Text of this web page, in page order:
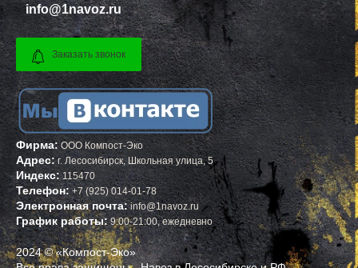
info@1navoz.ru
Заказать звонок
Фирма: ООО Компост-Эко
Адрес:г. Лесосибирск, Школьная улица, 5
Индекс: 115470
Телефон: +7 (925) 014-01-78
Электронная почта: info@1navoz.ru
График работы:9:00-21:00, ежедневно
2024 © «Компост-Эко»